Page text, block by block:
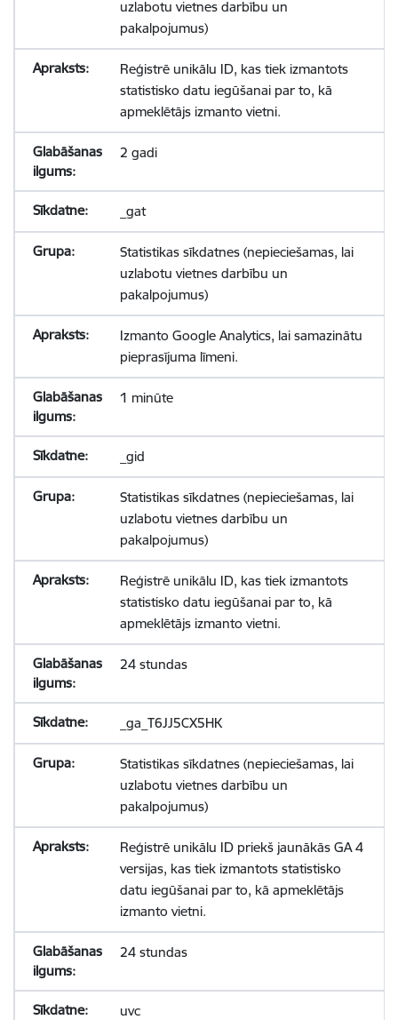
uzlabotu vietnes darbību un
pakalpojumus)
Reģistrē unikālu ID, kas tiek izmantots
statistisko datu iegūšanai par to, kā
apmeklētājs izmanto vietni.
2 gadi
_gat
Statistikas sīkdatnes (nepieciešamas, lai
uzlabotu vietnes darbību un
pakalpojumus)
Izmanto Google Analytics, lai samazinātu
pieprasījuma līmeni.
1 minūte
_gid
Statistikas sīkdatnes (nepieciešamas, lai
uzlabotu vietnes darbību un
pakalpojumus)
Reģistrē unikālu ID, kas tiek izmantots
statistisko datu iegūšanai par to, kā
apmeklētājs izmanto vietni.
24 stundas
_ga_T6JJ5CX5HK
Statistikas sīkdatnes (nepieciešamas, lai
uzlabotu vietnes darbību un
pakalpojumus)
Reģistrē unikālu ID priekš jaunākās GA 4
versijas, kas tiek izmantots statistisko
datu iegūšanai par to, kā apmeklētājs
izmanto vietni.
24 stundas
uvc